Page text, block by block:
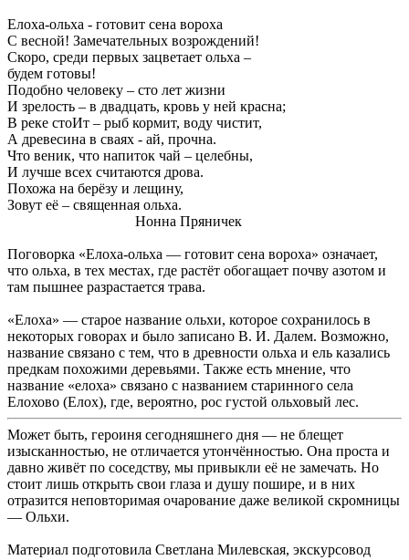
Елоха-ольха - готовит сена вороха
С весной! Замечательных возрождений!
Скоро, среди первых зацветает ольха –
будем готовы!
Подобно человеку – сто лет жизни
И зрелость – в двадцать, кровь у ней красна;
В реке стоИт – рыб кормит, воду чистит,
А древесина в сваях - ай, прочна.
Что веник, что напиток чай – целебны,
И лучше всех считаются дрова.
Похожа на берёзу и лещину,
Зовут её – священная ольха.
Нонна Пряничек
Поговорка «Елоха-ольха — готовит сена вороха» означает,
что ольха, в тех местах, где растёт обогащает почву азотом и
там пышнее разрастается трава.
«Елоха» — старое название ольхи, которое сохранилось в
некоторых говорах и было записано В. И. Далем. Возможно,
название связано с тем, что в древности ольха и ель казались
предкам похожими деревьями. Также есть мнение, что
название «елоха» связано с названием старинного села
Елохово (Елох), где, вероятно, рос густой ольховый лес.
Может быть, героиня сегодняшнего дня — не блещет
изысканностью, не отличается утончённостью. Она проста и
давно живёт по соседству, мы привыкли её не замечать. Но
стоит лишь открыть свои глаза и душу пошире, и в них
отразится неповторимая очарование даже великой скромницы
— Ольхи.
Материал подготовила Светлана Милевская, экскурсовод